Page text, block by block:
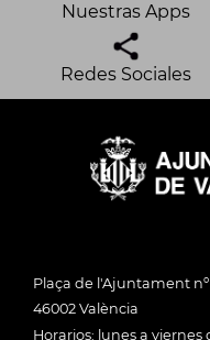
Nuestras Apps
Redes Sociales
Plaça de l'Ajuntament nº
46002 València
Horarios: lunes a viernes